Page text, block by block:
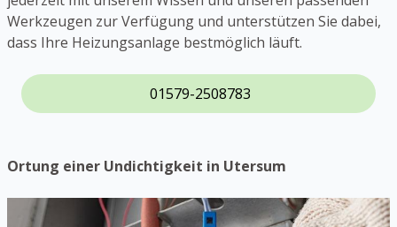
Werkzeugen zur Verfügung und unterstützen Sie dabei,
dass Ihre Heizungsanlage bestmöglich läuft.
01579-2508783
Ortung einer Undichtigkeit in Utersum